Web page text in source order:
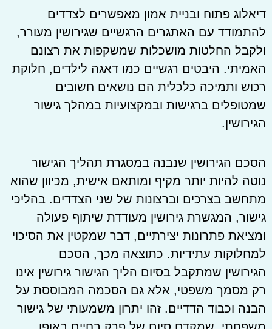
דיאלוג פתוח ובניית אמון מאפשרים לצדדים
להתמודד עם האתגרים הרגשיים שגירושין מעורר,
ולקבל החלטות מושכלות שמשקפות את רצונם
האמיתי. היבטים רגשיים כמו דאגה לילדים, חלוקת
רכוש ותמיכה כלכלית הם נושאים חשובים
שמטופלים ברגישות ובמקצועיות במהלך גישור
הגירושין.
הסכם הגירושין שנבנה במסגרת תהליך הגישור
נוטה להיות יותר מקיף ומותאם אישית, מכיוון שהוא
מתחשב בצרכים וברצונות של שני הצדדים. בהליכי
גישור, המגשרת גירושין מעודדת שיתוף פעולה
ומציאת פתרונות יצירתיים, דבר שמקטין את הסיכוי
למחלוקות עתידיות. כתוצאה מכך, הסכם
הגירושין שמתקבל בסיום הליך הגישור גירושין אינו
רק מסמך משפטי, אלא גם הסכמה המבוססת על
הבנה וכבוד הדדיים. זהו יתרון משמעותי של גישור